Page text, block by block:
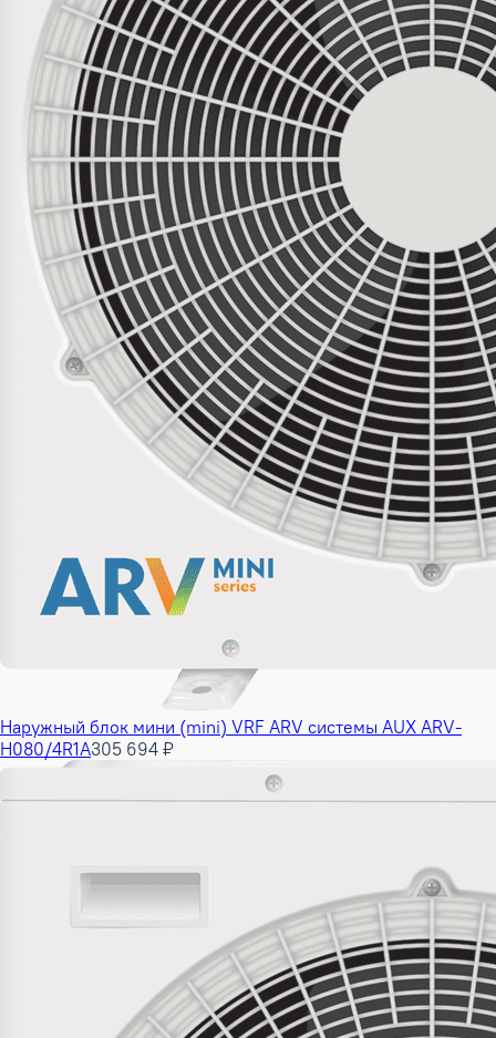
Наружный блок мини (mini) VRF ARV системы AUX ARV-
H080/4R1A305 694 ₽